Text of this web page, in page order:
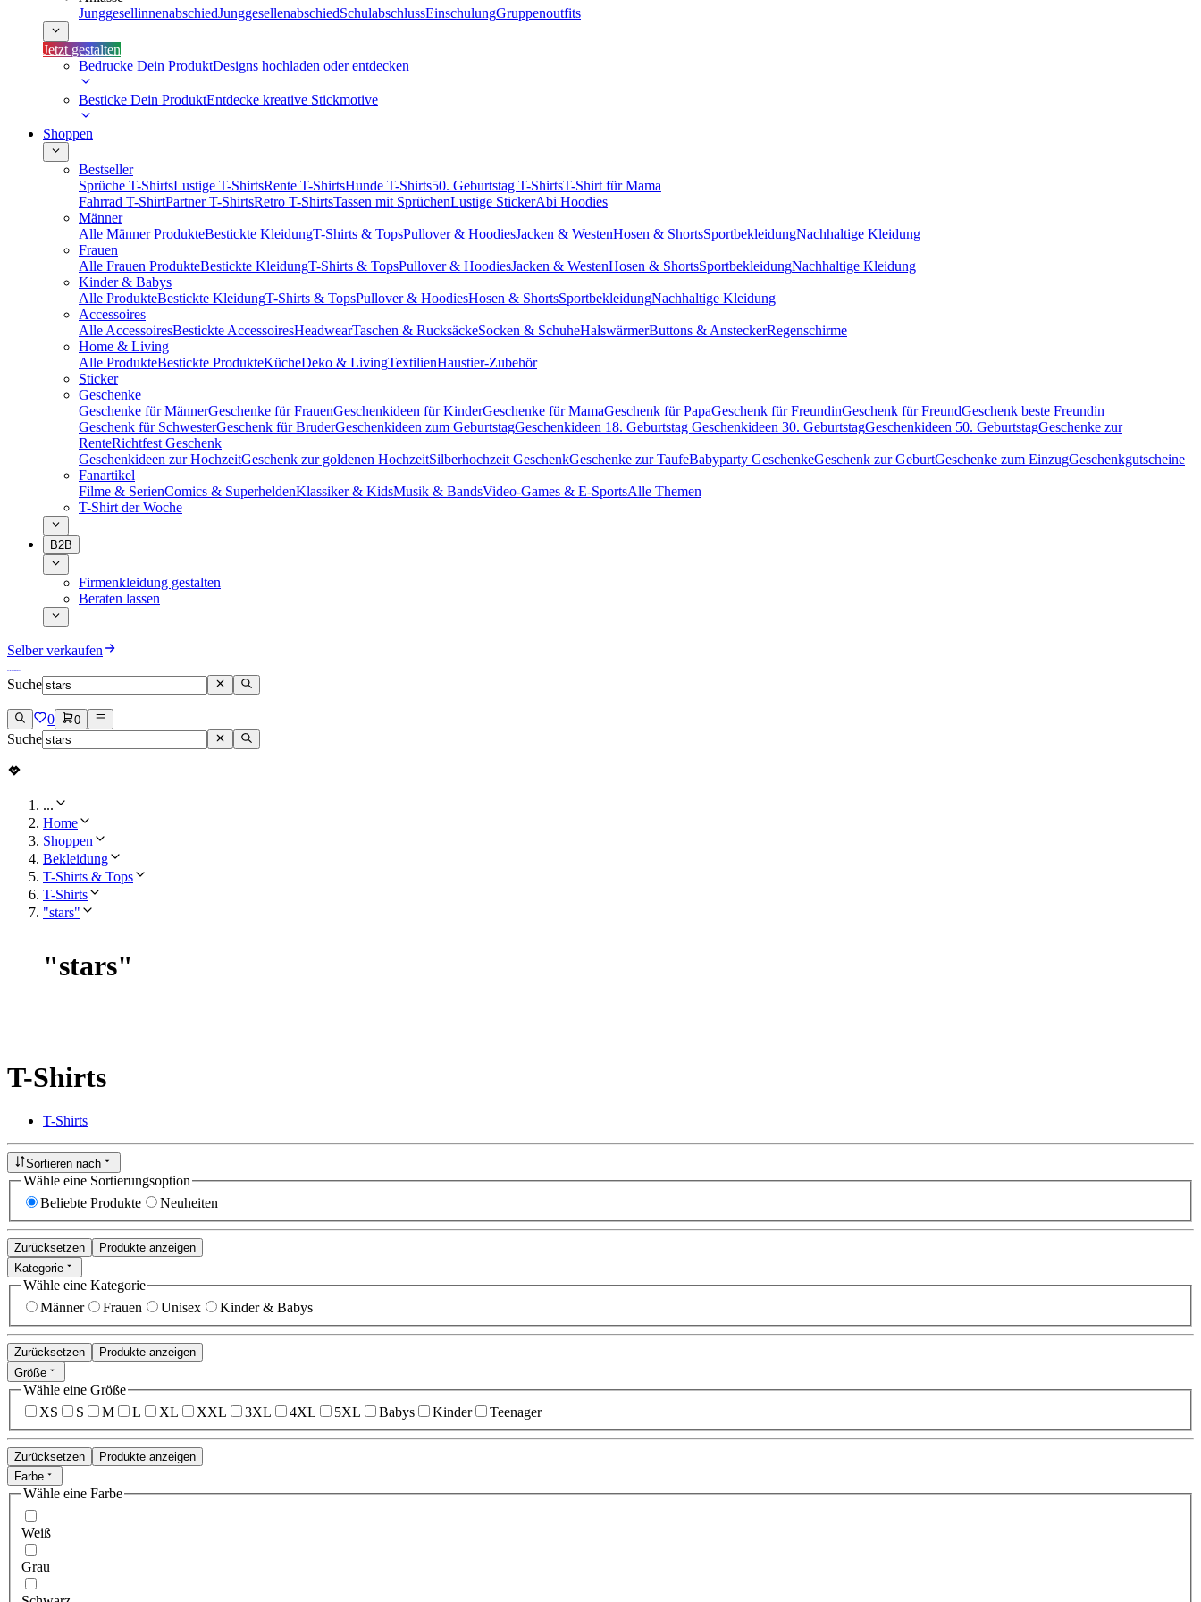
JunggesellinnenabschiedJunggesellenabschiedSchulabschlussEinschulungGruppenoutfits
Jetzt gestalten
Bedrucke Dein ProduktDesigns hochladen oder entdecken
Besticke Dein ProduktEntdecke kreative Stickmotive
Shoppen
Bestseller
Sprüche T-ShirtsLustige T-ShirtsRente T-ShirtsHunde T-Shirts50. Geburtstag T-ShirtsT-Shirt für Mama
Fahrrad T-ShirtPartner T-ShirtsRetro T-ShirtsTassen mit SprüchenLustige StickerAbi Hoodies
Männer
Alle Männer ProdukteBestickte KleidungT-Shirts & TopsPullover & HoodiesJacken & WestenHosen & ShortsSportbekleidungNachhaltige Kleidung
Frauen
Alle Frauen ProdukteBestickte KleidungT-Shirts & TopsPullover & HoodiesJacken & WestenHosen & ShortsSportbekleidungNachhaltige Kleidung
Kinder & Babys
Alle ProdukteBestickte KleidungT-Shirts & TopsPullover & HoodiesHosen & ShortsSportbekleidungNachhaltige Kleidung
Accessoires
Alle AccessoiresBestickte AccessoiresHeadwearTaschen & RucksäckeSocken & SchuheHalswärmerButtons & AnsteckerRegenschirme
Home & Living
Alle ProdukteBestickte ProdukteKücheDeko & LivingTextilienHaustier-Zubehör
Sticker
Geschenke
Geschenke für MännerGeschenke für FrauenGeschenkideen für KinderGeschenke für MamaGeschenk für PapaGeschenk für FreundinGeschenk für FreundGeschenk beste Freundin
Geschenk für SchwesterGeschenk für BruderGeschenkideen zum GeburtstagGeschenkideen 18. Geburtstag Geschenkideen 30. GeburtstagGeschenkideen 50. GeburtstagGeschenke zur
RenteRichtfest Geschenk
Geschenkideen zur HochzeitGeschenk zur goldenen HochzeitSilberhochzeit GeschenkGeschenke zur TaufeBabyparty GeschenkeGeschenk zur GeburtGeschenke zum EinzugGeschenkgutscheine
Fanartikel
Filme & SerienComics & SuperheldenKlassiker & KidsMusik & BandsVideo-Games & E-SportsAlle Themen
T-Shirt der Woche
B2B
Firmenkleidung gestalten
Beraten lassen
Selber verkaufen
Suche
0 0
Suche
...
Home
Shoppen
Bekleidung
T-Shirts & Tops
T-Shirts
"stars"
"stars"
T-Shirts
T-Shirts
Sortieren nach
Wähle eine Sortierungsoption
Beliebte Produkte
Neuheiten
Zurücksetzen
Produkte anzeigen
Kategorie
Wähle eine Kategorie
Männer
Frauen Unisex Kinder & Babys
Zurücksetzen
Produkte anzeigen
Größe
Wähle eine Größe
XS
S M L XL XXL 3XL 4XL 5XL Babys Kinder Teenager
Zurücksetzen
Produkte anzeigen
Farbe
Wähle eine Farbe
Weiß
Grau